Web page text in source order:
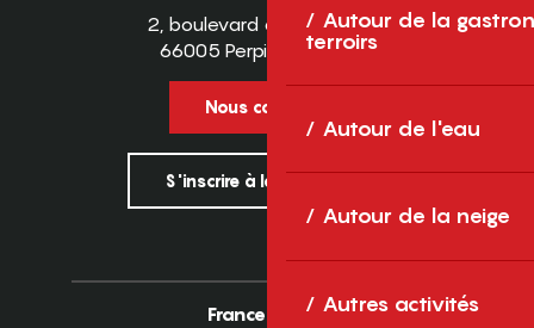
Autour de la
terroirs
Autour de l'eau
Autour de la neige
Autres activités
2, boulevard des Pyrénées
66005 Perpignan Cedex
Nous contacter
S'inscrire à la newsletter
France Europe